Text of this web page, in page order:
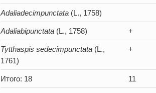
Adaliadecimpunctata(L., 1758)
Adaliabipunctata(L., 1758) +
Tytthaspis sedecimpunctata(L.,
1761)
+
Итого: 18 11